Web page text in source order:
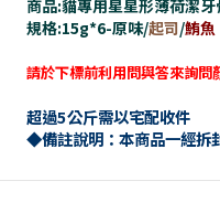
商品:貓專用星星形薄荷潔
規格:15g*6-原味/起司/鮪魚
請於下標前利用問與答來詢
超過5公斤需以宅配收件
◆備註說明：本商品一經拆